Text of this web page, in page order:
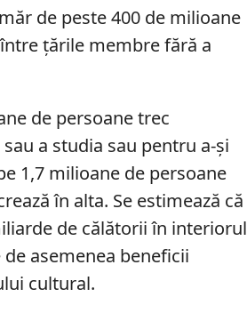
de peste 400 de milioane
țările membre fără a
de persoane trec
a studia sau pentru a-și
1,7 milioane de persoane
în alta. Se estimează că
de călătorii în interiorul
asemenea beneficii
cultural.